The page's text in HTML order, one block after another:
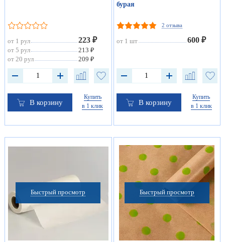
от 1 рул 223 ₽
от 5 рул
213 ₽
от 20 рул
209 ₽
В корзину
Купить
в 1 клик
бурая
2 отзыва
от 1 шт 600 ₽
В корзину
Купить
в 1 клик
Быстрый просмотр Быстрый просмотр